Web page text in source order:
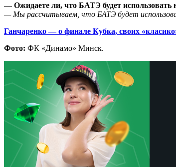
— Ожидаете ли, что БАТЭ будет использовать
— Мы рассчитываем, что БАТЭ будет
Ганчаренко — о финале Кубка, своих
Фото: ФК «Динамо» Минск.